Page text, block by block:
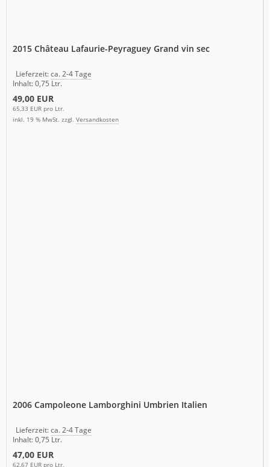
2015 Château Lafaurie-Peyraguey Grand vin sec
Lieferzeit:ca. 2-4 Tage
Inhalt: 0,75 Ltr.
49,00 EUR
65,33 EUR pro Ltr.
inkl. 19 % MwSt. zzgl. Versandkosten
2006 Campoleone Lamborghini Umbrien Italien
Lieferzeit:ca. 2-4 Tage
Inhalt: 0,75 Ltr.
47,00 EUR
62,67 EUR pro Ltr.